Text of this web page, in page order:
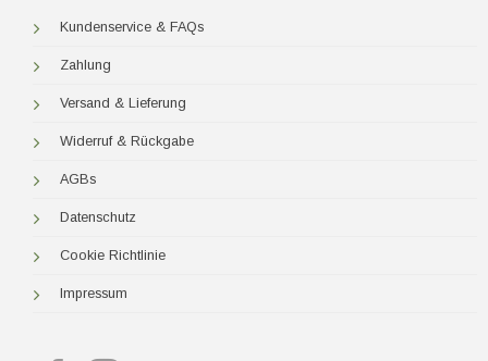
Kundenservice & FAQs
Zahlung
Versand & Lieferung
Widerruf & Rückgabe
AGBs
Datenschutz
Cookie Richtlinie
Impressum